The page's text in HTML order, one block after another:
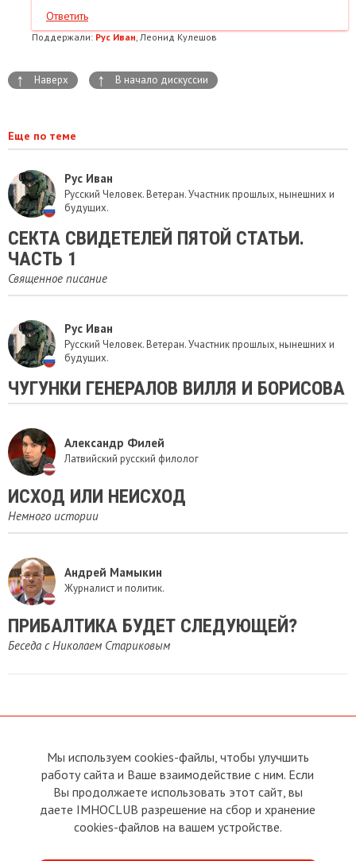
Ответить
Поддержали: Рус Иван , Леонид Кулешов
↑ Наверх ↑ В начало дискуссии
Еще по теме
Рус Иван
Русский Человек. Ветеран. Участник прошлых, нынешних и
будущих.
​СЕКТА СВИДЕТЕЛЕЙ ПЯТОЙ СТАТЬИ.
ЧАСТЬ 1
Священное писание
Рус Иван
Русский Человек. Ветеран. Участник прошлых, нынешних и
будущих.
ЧУГУНКИ ГЕНЕРАЛОВ ВИЛЛЯ И БОРИСОВА
Александр Филей
Латвийский русский филолог
​ИСХОД ИЛИ НЕИСХОД
Немного истории
Андрей Мамыкин
Журналист и политик.
ПРИБАЛТИКА БУДЕТ СЛЕДУЮЩЕЙ?
Беседа с Николаем Стариковым
О сайте
Условия пользования
Политика конфиденциальности
Прямая связь с
Председателем
Прямая связь c членами клуба
Реклама
Контакты
Мы используем cookies-файлы, чтобы улучшить
работу сайта и Ваше взаимодействие с ним. Если
Вы продолжаете использовать этот сайт, вы
даете IMHOCLUB разрешение на сбор и хранение
cookies-файлов на вашем устройстве.